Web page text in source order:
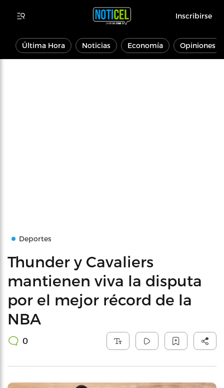
Inscribirse
Última Hora Noticias Economía Opiniones
Deportes
Thunder y Cavaliers
mantienen viva la disputa
por el mejor récord de la
NBA
0